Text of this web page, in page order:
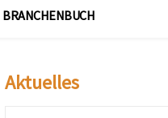
BRANCHENBUCH
Aktuelles